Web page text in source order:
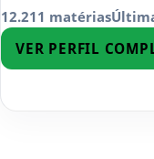
12.211 matérias
VER PERFIL